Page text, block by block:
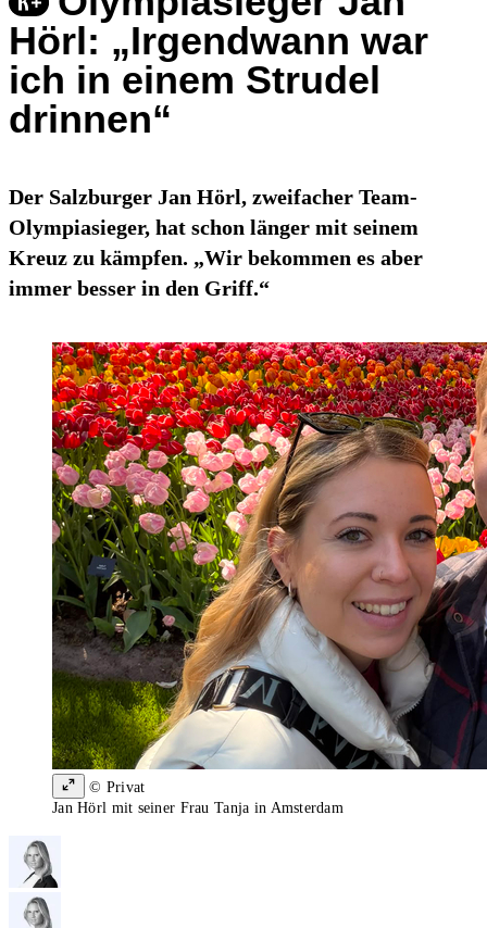
Hörl: „Irgendwann war
ich in einem Strudel
drinnen“
Der Salzburger Jan Hörl, zweifacher Team-
Olympiasieger, hat schon länger mit seinem
Kreuz zu kämpfen. „Wir bekommen es aber
immer besser in den Griff.“
© Privat
Jan Hörl mit seiner Frau Tanja in Amsterdam